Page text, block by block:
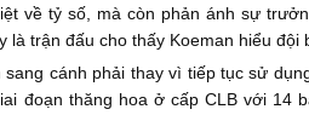
về tỷ số, mà còn phản ánh sự
trận đấu cho thấy Koeman hiểu đội
cánh phải thay vì tiếp tục sử
đoạn thăng hoa ở cấp CLB với 14